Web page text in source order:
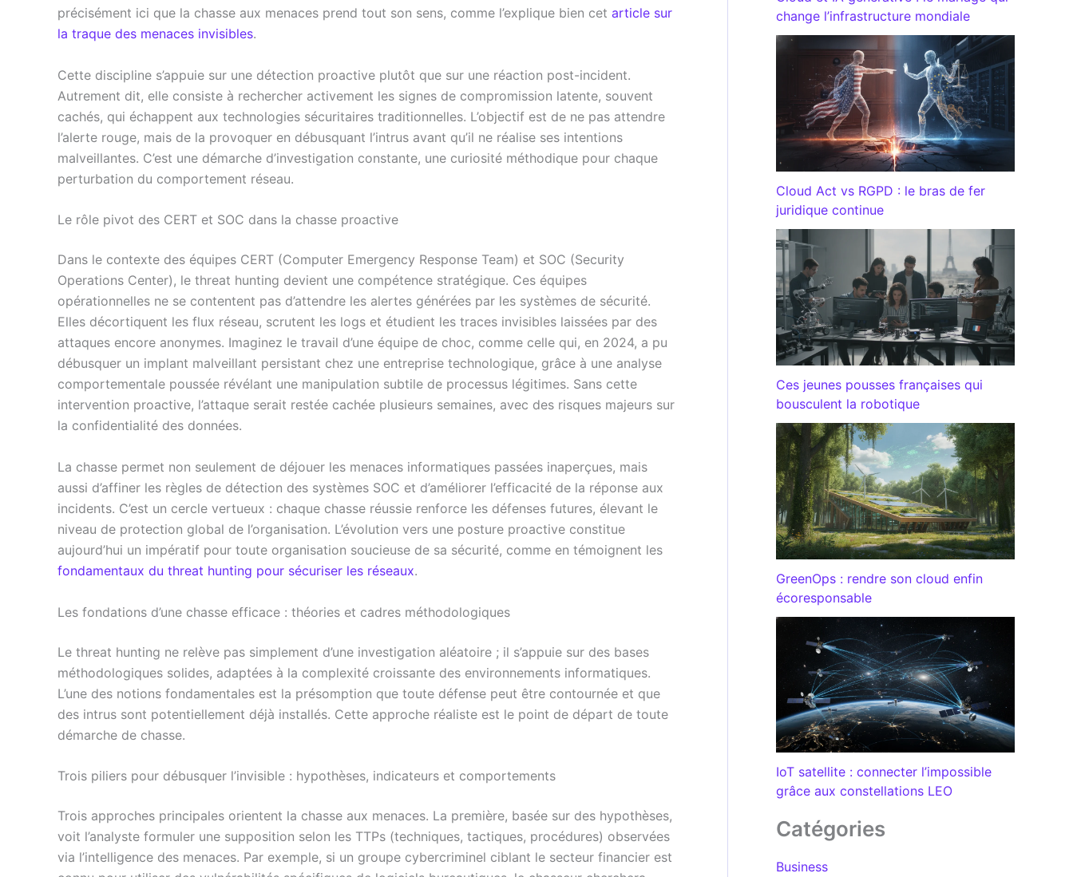
précisément ici que la chasse aux menaces prend tout son sens, comme l’explique bien cet article sur
la traque des menaces invisibles.
Cette discipline s’appuie sur une détection proactive plutôt que sur une réaction post-incident.
Autrement dit, elle consiste à rechercher activement les signes de compromission latente, souvent
cachés, qui échappent aux technologies sécuritaires traditionnelles. L’objectif est de ne pas attendre
l’alerte rouge, mais de la provoquer en débusquant l’intrus avant qu’il ne réalise ses intentions
malveillantes. C’est une démarche d’investigation constante, une curiosité méthodique pour chaque
perturbation du comportement réseau.
Le rôle pivot des CERT et SOC dans la chasse proactive
Dans le contexte des équipes CERT (Computer Emergency Response Team) et SOC (Security
Operations Center), le threat hunting devient une compétence stratégique. Ces équipes
opérationnelles ne se contentent pas d’attendre les alertes générées par les systèmes de sécurité.
Elles décortiquent les flux réseau, scrutent les logs et étudient les traces invisibles laissées par des
attaques encore anonymes. Imaginez le travail d’une équipe de choc, comme celle qui, en 2024, a pu
débusquer un implant malveillant persistant chez une entreprise technologique, grâce à une analyse
comportementale poussée révélant une manipulation subtile de processus légitimes. Sans cette
intervention proactive, l’attaque serait restée cachée plusieurs semaines, avec des risques majeurs sur
la confidentialité des données.
La chasse permet non seulement de déjouer les menaces informatiques passées inaperçues, mais
aussi d’affiner les règles de détection des systèmes SOC et d’améliorer l’efficacité de la réponse aux
incidents. C’est un cercle vertueux : chaque chasse réussie renforce les défenses futures, élevant le
niveau de protection global de l’organisation. L’évolution vers une posture proactive constitue
aujourd’hui un impératif pour toute organisation soucieuse de sa sécurité, comme en témoignent les
fondamentaux du threat hunting pour sécuriser les réseaux.
Les fondations d’une chasse efficace : théories et cadres méthodologiques
Le threat hunting ne relève pas simplement d’une investigation aléatoire ; il s’appuie sur des bases
méthodologiques solides, adaptées à la complexité croissante des environnements informatiques.
L’une des notions fondamentales est la présomption que toute défense peut être contournée et que
des intrus sont potentiellement déjà installés. Cette approche réaliste est le point de départ de toute
démarche de chasse.
Trois piliers pour débusquer l’invisible : hypothèses, indicateurs et comportements
Trois approches principales orientent la chasse aux menaces. La première, basée sur des hypothèses,
voit l’analyste formuler une supposition selon les TTPs (techniques, tactiques, procédures) observées
via l’intelligence des menaces. Par exemple, si un groupe cybercriminel ciblant le secteur financier est
change l’infrastructure mondiale
Cloud Act vs RGPD : le bras de fer
juridique continue
Ces jeunes pousses françaises qui
bousculent la robotique
GreenOps : rendre son cloud enfin
écoresponsable
IoT satellite : connecter l’impossible
grâce aux constellations LEO
Catégories
Business